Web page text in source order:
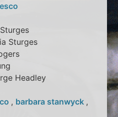
Sturges
Headley
, barbara stanwyck ,